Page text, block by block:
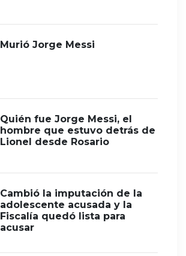
Murió Jorge Messi
Quién fue Jorge Messi, el
hombre que estuvo detrás de
Lionel desde Rosario
Cambió la imputación de la
adolescente acusada y la
Fiscalía quedó lista para
acusar